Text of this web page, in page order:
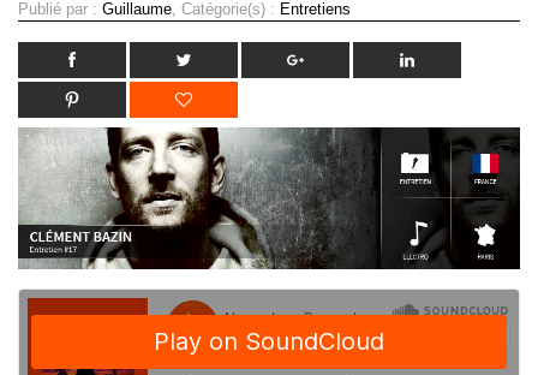
Publié par : Guillaume , Catégorie(s) : Entretiens